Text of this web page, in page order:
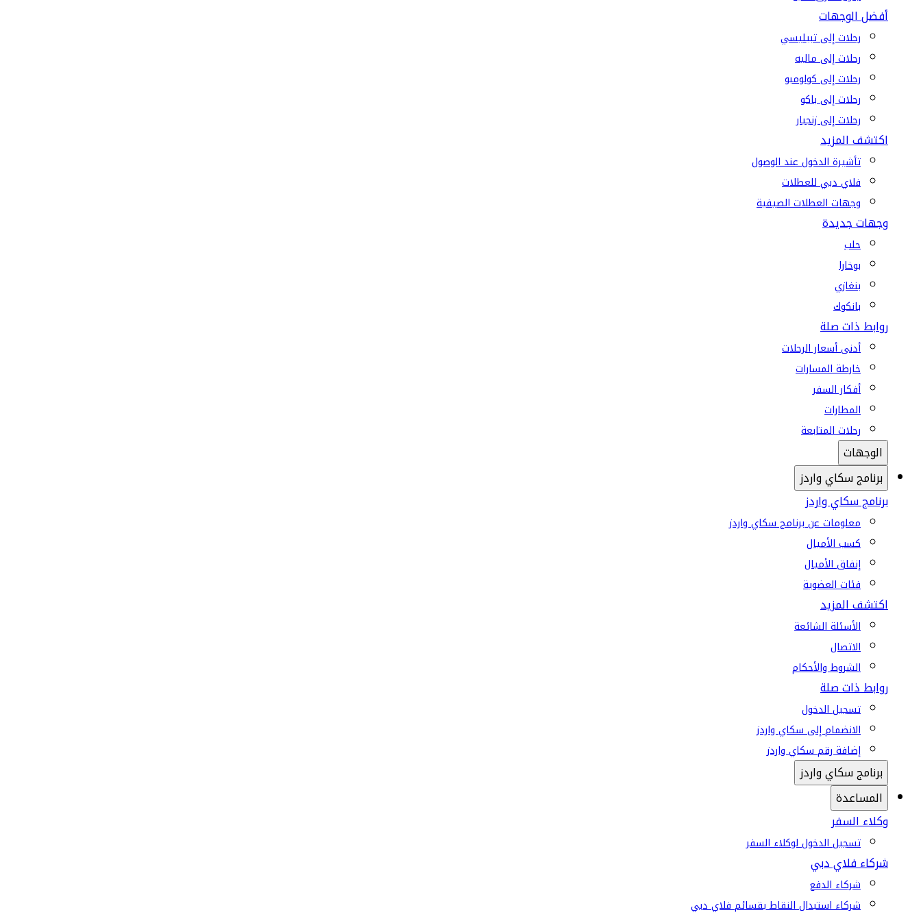
أفضل الوجهات
رحلات إلى تبيليسي
رحلات إلى ماليه
رحلات إلى كولومبو
رحلات إلى باكو
رحلات إلى زنجبار
اكتشف المزيد
تأشيرة الدخول عند الوصول
فلاي دبي للعطلات
وجهات العطلات الصيفية
وجهات جديدة
حلب
بوخارا
بنغازي
بانكوك
روابط ذات صلة
أدنى أسعار الرحلات
خارطة المسارات
أفكار السفر
المطارات
رحلات المتابعة
الوجهات
برنامج سكاي واردز
برنامج سكاي واردز
معلومات عن برنامج سكاي واردز
كسب الأميال
إنفاق الأميال
فئات العضوية
اكتشف المزيد
الأسئلة الشائعة
الاتصال
الشروط والأحكام
روابط ذات صلة
تسجيل الدخول
الانضمام إلى سكاي واردز
إضافة رقم سكاي واردز
برنامج سكاي واردز
المساعدة
وكلاء السفر
تسجيل الدخول لوكلاء السفر
شركاء فلاي دبي
شركاء الدفع
شركاء استبدال النقاط بقسائم فلاي دبي